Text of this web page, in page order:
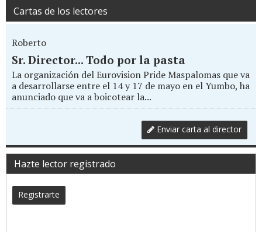
Cartas de los lectores
Roberto
Sr. Director... Todo por la pasta
La organización del Eurovision Pride Maspalomas que va
a desarrollarse entre el 14 y 17 de mayo en el Yumbo, ha
anunciado que va a boicotear la...
Enviar carta al director
Hazte lector registrado
Registrarte